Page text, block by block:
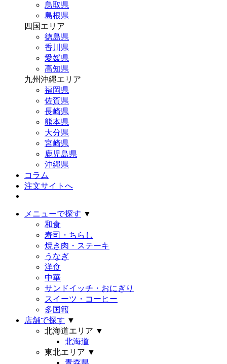
鳥取県
島根県
四国エリア
徳島県
香川県
愛媛県
高知県
九州沖縄エリア
福岡県
佐賀県
長崎県
熊本県
大分県
宮崎県
鹿児島県
沖縄県
コラム
注文サイトへ
メニューで探す ▼
和食
寿司・ちらし
焼き肉・ステーキ
うなぎ
洋食
中華
サンドイッチ・おにぎり
スイーツ・コーヒー
多国籍
店舗で探す ▼
北海道エリア ▼
北海道
東北エリア ▼